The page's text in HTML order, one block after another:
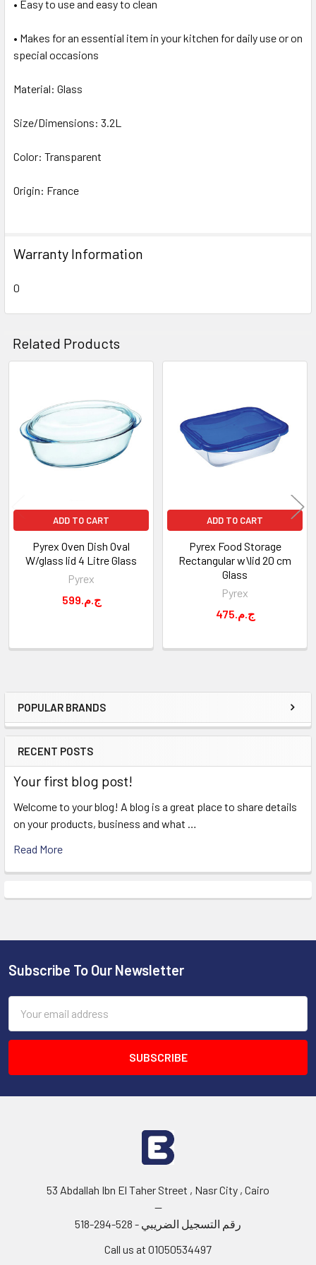
Sidebar
POPULAR BRANDS
RECENT POSTS
Your first blog post!
Welcome to your blog! A blog is a great place to share details
on your products, business and what …
Read More
• Easy to use and easy to clean
• Makes for an essential item in your kitchen for daily use or on
special occasions
Material: Glass
Size/Dimensions: 3.2L
Color: Transparent
Origin: France
Warranty Information
0
Related Products
Products
ADD TO CART
Pyrex Oven Dish Oval
W/glass lid 4 Litre Glass
Pyrex
599.ج.م
ADD TO CART
Pyrex Food Storage
Rectangular w\lid 20 cm
Glass
Pyrex
475.ج.م
Footer
Subscribe To Our Newsletter
Address
53 Abdallah Ibn El Taher Street , Nasr City , Cairo
--
رقم التسجيل الضريبي - 528-294-518
Call us at 01050534497